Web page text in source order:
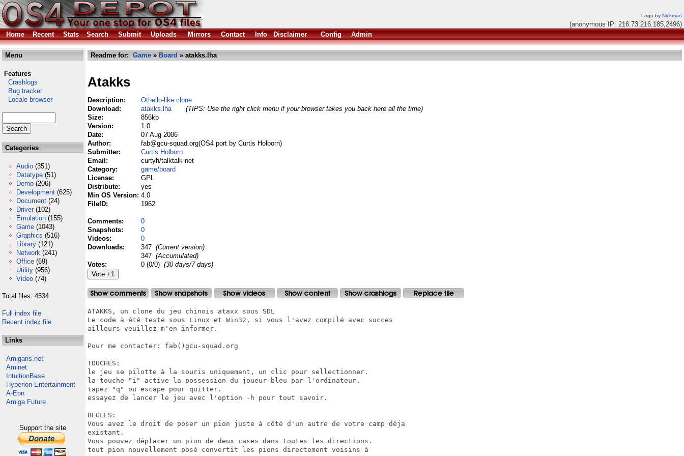
Logo by Nickman
(anonymous IP: 216.73.216.185,2496)
Home
Recent Stats Search Submit Uploads Mirrors Contact Info Disclaimer Config Admin
Menu
Features
Crashlogs
Bug tracker
Locale browser
Categories
Audio (351)
Datatype (51)
Demo (206)
Development (625)
Document (24)
Driver (102)
Emulation (155)
Game (1043)
Graphics (516)
Library (121)
Network (241)
Office (69)
Utility (956)
Video (74)
Total files: 4534
Full index file
Recent index file
Links
Amigans.net
Aminet
IntuitionBase
Hyperion Entertainment
A-Eon
Amiga Future
Support the site
Readme for: Game » Board » atakks.lha
Atakks
Description:
Othello-like clone
Download:
atakks.lha
(TIPS: Use the right click menu if your browser takes you back here all the time)
Size:
856kb
Version:
1.0
Date:
07 Aug 2006
Author:
fab@gcu-squad.org(OS4 port by Curtis Holborn)
Submitter:
Curtis Holborn
Email:
curtyh/talktalk net
Category:
game/board
License:
GPL
Distribute:
yes
Min OS Version: 4.0
FileID:
1962
Comments:
0
Snapshots:
0
Videos:
0
Downloads:
347 (Current version)
347 (Accumulated)
Votes:
0 (0/0) (30 days/7 days)
ATAKKS, un clone du jeu chinois ataxx sous SDL
Le code à été testé sous Linux et Win32, si vous l'avez compilé avec succes
ailleurs veuillez m'en informer.
Pour me contacter: fab()gcu-squad.org
TOUCHES:
le jeu se pilotte à la souris uniquement, un clic pour sellectionner.
la touche "i" active la possession du joueur bleu par l'ordinateur.
tapez "q" ou escape pour quitter.
essayez de lancer le jeu avec l'option -h pour tout savoir.
REGLES:
Vous avez le droit de poser un pion juste à côté d'un autre de votre camp déja
existant.
Vous pouvez déplacer un pion de deux cases dans toutes les directions.
tout pion nouvellement posé convertit les pions directement voisins à